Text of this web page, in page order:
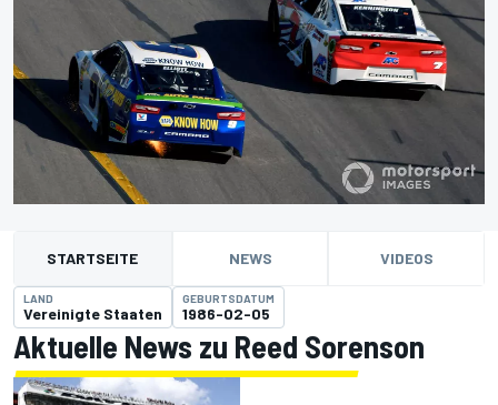
STARTSEITE NEWS VIDEOS
LAND
Vereinigte Staaten
GEBURTSDATUM
1986-02-05
Aktuelle News zu Reed Sorenson